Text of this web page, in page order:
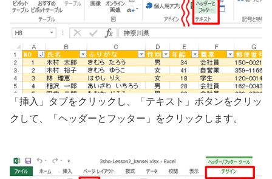
「挿入」タブをクリックし、「テキスト」ボタンをクリッ
クして、「ヘッダーとフッター」をクリックします。